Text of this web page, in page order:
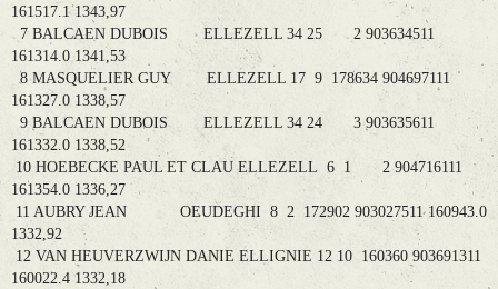
161517.1 1343,97
7 BALCAEN DUBOIS ELLEZELL 34 25 2 903634511
161314.0 1341,53
8 MASQUELIER GUY ELLEZELL 17 9 178634 904697111
161327.0 1338,57
9 BALCAEN DUBOIS ELLEZELL 34 24 3 903635611
161332.0 1338,52
10 HOEBECKE PAUL ET CLAU ELLEZELL 6 1 2 904716111
161354.0 1336,27
11 AUBRY JEAN OEUDEGHI 8 2 172902 903027511 160943.0
1332,92
12 VAN HEUVERZWIJN DANIE ELLIGNIE 12 10 160360 903691311
160022.4 1332,18